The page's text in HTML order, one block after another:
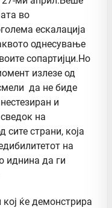
во
ескалација
однесување
сопартијци.Но
излезе од
да не биде
и
на
страни, која
на
да ги
ќе демонстрира